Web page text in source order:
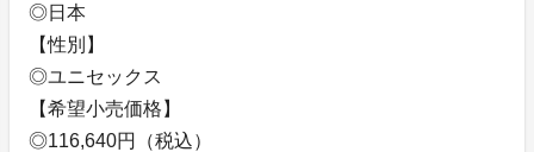
◎日本
【性別】
◎ユニセックス
【希望小売価格】
◎116,640円（税込）